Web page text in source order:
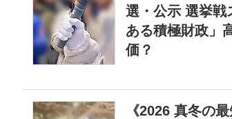
選・公示 選挙戦
ある積極財政」
価？
《2026 真冬の